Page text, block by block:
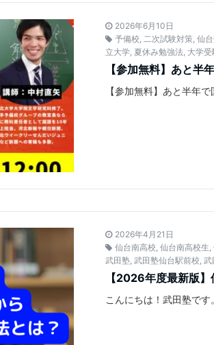
2026年6月10日
予備校 二次試験対策 ,仙
立大学 夏休み勉強法 大学受
【参加無料】あと半
【参加無料】あと半年
2026年4月21日
仙台南高校 ,仙台南高校生 ,
武田塾 ,武田塾仙台駅前校 ,武
【2026年度最新版
こんにちは！武田塾で